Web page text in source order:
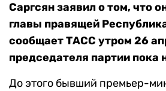
Саргсян заявил о том, что
главы правящей
сообщает ТАСС утром 26
председателя партии пока
До этого бывший премьер-